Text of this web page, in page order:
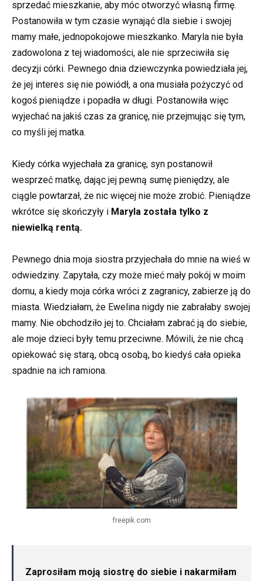
sprzedać mieszkanie, aby móc otworzyć własną firmę.
Postanowiła w tym czasie wynająć dla siebie i swojej
mamy małe, jednopokojowe mieszkanko. Maryla nie była
zadowolona z tej wiadomości, ale nie sprzeciwiła się
decyzji córki. Pewnego dnia dziewczynka powiedziała jej,
że jej interes się nie powiódł, a ona musiała pożyczyć od
kogoś pieniądze i popadła w długi. Postanowiła więc
wyjechać na jakiś czas za granicę, nie przejmując się tym,
co myśli jej matka.
Kiedy córka wyjechała za granicę, syn postanowił
wesprzeć matkę, dając jej pewną sumę pieniędzy, ale
ciągle powtarzał, że nic więcej nie może zrobić. Pieniądze
wkrótce się skończyły i Maryla została tylko z
niewielką rentą.
Pewnego dnia moja siostra przyjechała do mnie na wieś w
odwiedziny. Zapytała, czy może mieć mały pokój w moim
domu, a kiedy moja córka wróci z zagranicy, zabierze ją do
miasta. Wiedziałam, że Ewelina nigdy nie zabrałaby swojej
mamy. Nie obchodziło jej to. Chciałam zabrać ją do siebie,
ale moje dzieci były temu przeciwne. Mówili, że nie chcą
opiekować się starą, obcą osobą, bo kiedyś cała opieka
spadnie na ich ramiona.
freepik.com
Zaprosiłam moją siostrę do siebie i nakarmiłam